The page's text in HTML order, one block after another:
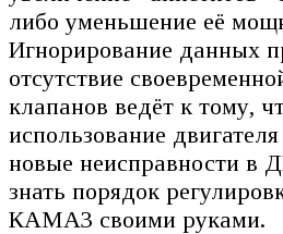
либо уменьшение её
Игнорирование данных
отсутствие
клапанов ведёт к тому,
использование
новые неисправности в
знать порядок
КАМАЗ своими руками.